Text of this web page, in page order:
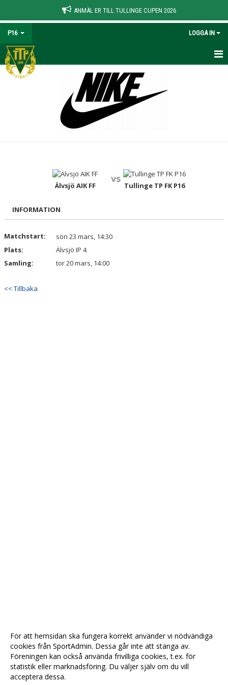
ANMÄL ER TILL TULLINGE CUPEN 2026
P16 LOGGA IN
HEM
DOKUMENT
Älvsjö AIK FF
vs
Tullinge TP FK P16
INFORMATION
Matchstart:
sön 23 mars, 14:30
Plats:
Älvsjö IP 4
Samling:
tor 20 mars, 14:00
<< Tillbaka
För att hemsidan ska fungera korrekt använder vi nödvändiga
cookies från SportAdmin. Dessa går inte att stänga av.
Föreningen kan också använda frivilliga cookies, t.ex. för
statistik eller marknadsföring. Du väljer själv om du vill
acceptera dessa.